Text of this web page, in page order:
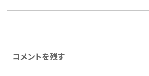
コメントを残す